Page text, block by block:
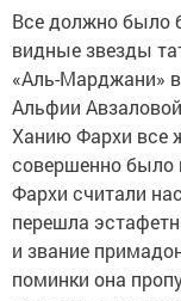
Все должно было
видные звезды
«Аль-Марджани»
Альфии
Ханию Фархи все
совершенно было
Фархи считали
перешла
и звание
поминки она